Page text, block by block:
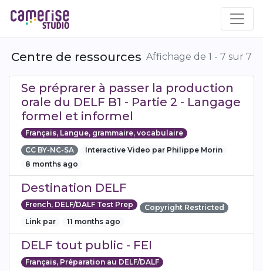
au
contenu
Centre de ressources Affichage de 1 - 7 sur 7
Se préprarer à passer la production
orale du DELF B1 - Partie 2 - Langage
formel et informel
Français, Langue, grammaire, vocabulaire
CC BY-NC-SA
Interactive Video par Philippe Morin
8 months ago
Destination DELF
French, DELF/DALF Test Prep
Copyright Restricted
Link par
11 months ago
DELF tout public - FEI
Français, Préparation au DELF/DALF